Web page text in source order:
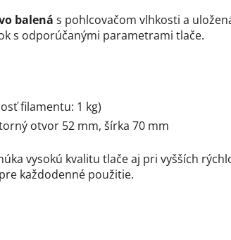
balená s pohlcovačom vlhkosti a
s odporúčanými parametrami tlače.
filamentu: 1 kg)
otvor 52 mm, šírka 70 mm
vysokú kvalitu tlače aj pri vyšších
každodenné použitie.